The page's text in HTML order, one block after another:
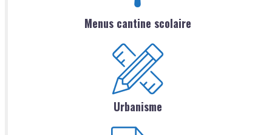
Menus cantine scolaire
Urbanisme